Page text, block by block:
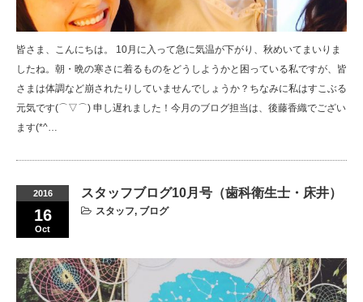
皆さま、こんにちは。 10月に入って急に気温が下がり、秋めいてまいりま
したね。朝・晩の寒さに着るものをどうしようかと困っている私ですが、皆
さまは体調など崩されたりしていませんでしょうか？ちなみに私はすこぶる
元気です(⌒▽⌒) 申し遅れました！今月のブログ担当は、後藤香織でござい
ます(*^…
2016
16
Oct
スタッフブログ10月号（歯科衛生士・床井）
スタッフ, ブログ